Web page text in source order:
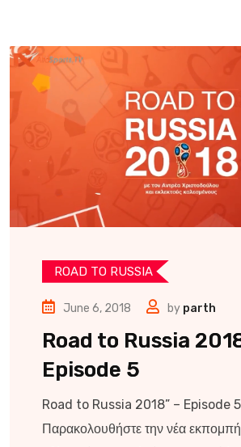
ROAD TO RUSSIA
June 6, 2018 by parth
Road to Russia
Episode 5
Road to Russia 2018” – Episode 5
Παρακολουθήστε την νέα εκπομπή